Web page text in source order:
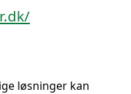
løsninger kan